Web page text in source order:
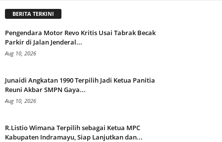
BERITA TERKINI
Pengendara Motor Revo Kritis Usai Tabrak Becak
Parkir di Jalan Jenderal...
Aug 10, 2026
Junaidi Angkatan 1990 Terpilih Jadi Ketua Panitia
Reuni Akbar SMPN Gaya...
Aug 10, 2026
R.Listio Wimana Terpilih sebagai Ketua MPC
Kabupaten Indramayu, Siap Lanjutkan dan...